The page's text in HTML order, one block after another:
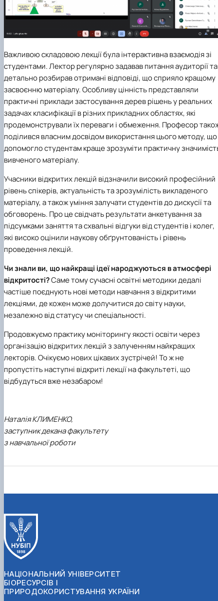
Важливою складовою лекції була інтерактивна взаємодія зі
студентами. Лектор регулярно задавав питання аудиторії та
детально розбирав отримані відповіді, що сприяло кращому
засвоєнню матеріалу. Особливу цінність представляли
практичні приклади застосування дерев рішень у реальних
задачах класифікації в різних прикладних областях, які
продемонстрували їх переваги і обмеження. Професор
поділився власним досвідом використання цього методу, що
допомогло студентам краще зрозуміти практичну
вивченого матеріалу.
Учасники відкритих лекцій відзначили високий професійний
рівень спікерів, актуальність та зрозумілість викладеного
матеріалу, а також уміння залучати студентів до дискусії та
обговорень. Про це свідчать результати анкетування за
підсумками заняття та схвальні відгуки від студентів і колег,
які високо оцінили наукову обґрунтованість і рівень
проведення лекцій.
Чи знали ви, що найкращі ідеї народжуються в атмосфері
відкритості?Саме тому сучасні освітні методики дедалі
частіше поєднують нові методи навчання з відкритими
лекціями, де кожен може долучитися до світу науки,
незалежно від статусу чи спеціальності.
Продовжуємо практику моніторингу якості освіти через
організацію відкритих лекцій з залученням найкращих
лекторів. Очікуємо нових цікавих зустрічей! То ж не
пропустіть наступні відкриті лекції на факультеті, що
відбудуться вже незабаром!
Наталія КЛИМЕНКО,
заступник декана факультету
з навчальної роботи
НАЦІОНАЛЬНИЙ УНІВЕРСИТЕТ
БІОРЕСУРСІВ І
ПРИРОДОКОРИСТУВАННЯ УКРАЇНИ